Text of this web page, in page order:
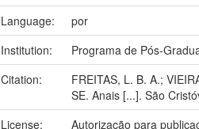
Language:
por
Institution:
Programa de Pós-
Citation:
FREITAS, L. B. A.;
SE. Anais [...]. São
License:
Autorização para